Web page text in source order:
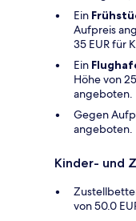
Ein
Aufpreis
35 EUR für
Ein
Höhe von
angeboten.
Gegen
angeboten.
Kinder- und
von 50.0